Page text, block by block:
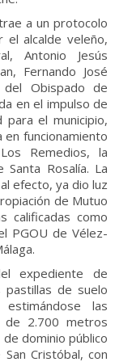
a un protocolo
alcalde veleño,
Antonio Jesús
Fernando José
del Obispado de
en el impulso de
el municipio,
funcionamiento
Remedios, la
Rosalía. La
efecto, ya dio luz
de Mutuo
calificadas como
PGOU de Vélez-
expediente de
pastillas de suelo
las
de 2.700 metros
dominio público
Cristóbal, con